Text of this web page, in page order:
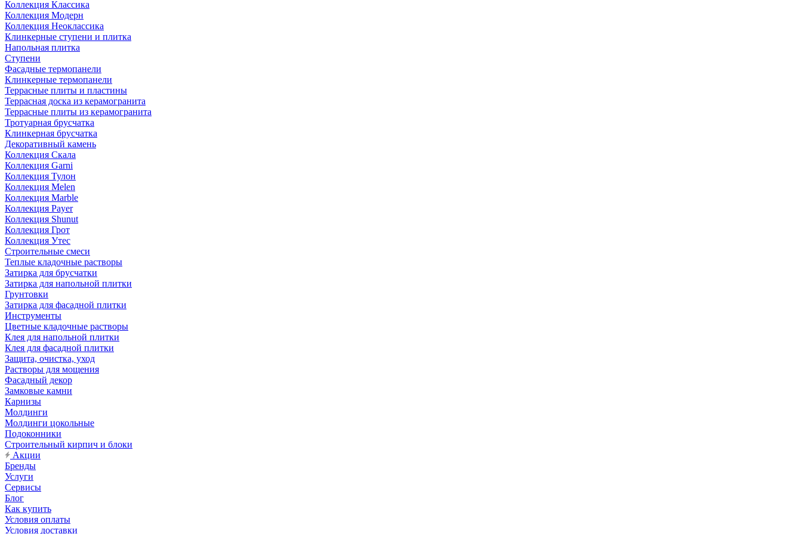
Коллекция Классика
Коллекция Модерн
Коллекция Неоклассика
Клинкерные ступени и плитка
Напольная плитка
Ступени
Фасадные термопанели
Клинкерные термопанели
Террасные плиты и пластины
Террасная доска из керамогранита
Террасные плиты из керамогранита
Тротуарная брусчатка
Клинкерная брусчатка
Декоративный камень
Коллекция Скала
Коллекция Garni
Коллекция Тулон
Коллекция Melen
Коллекция Marble
Коллекция Payer
Коллекция Shunut
Коллекция Грот
Коллекция Утес
Строительные смеси
Теплые кладочные растворы
Затирка для брусчатки
Затирка для напольной плитки
Грунтовки
Затирка для фасадной плитки
Инструменты
Цветные кладочные растворы
Клея для напольной плитки
Клея для фасадной плитки
Защита, очистка, уход
Растворы для мощения
Фасадный декор
Замковые камни
Карнизы
Молдинги
Молдинги цокольные
Подоконники
Строительный кирпич и блоки
Акции
Бренды
Услуги
Сервисы
Блог
Как купить
Условия оплаты
Условия доставки